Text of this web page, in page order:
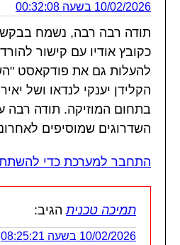
10/02/2026 בשעה 00:32:08
תודה רבה רבה, נשמח
כקובץ אודיו עם קישור
להעלות גם את פודקאסט
הקלידן יענקי לנדאו ושל
בתחום המוזיקה. תודה רבה
השדרוגים שמוסיפים
התחבר למערכת כדי
תמיכה טכנית הגיב:
10/02/2026 בשעה 08:25:21